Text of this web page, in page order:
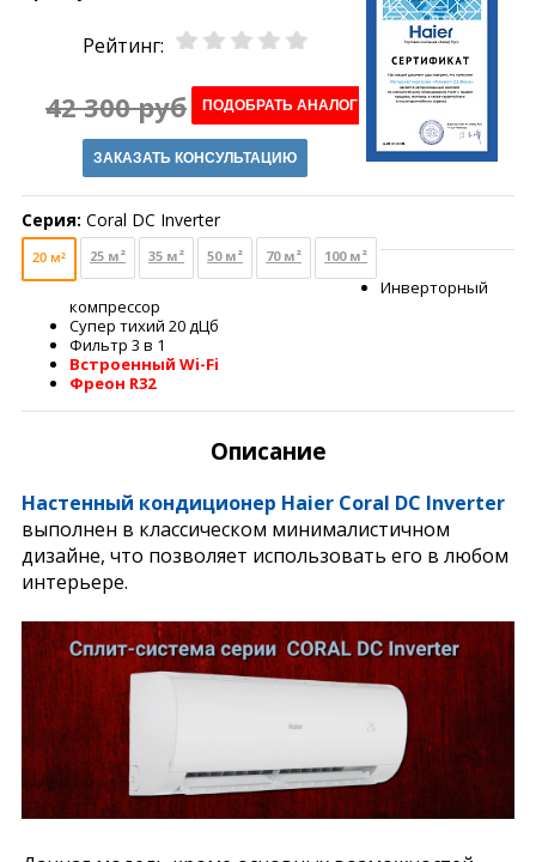
Рейтинг:
42 300 руб ПОДОБРАТЬ АНАЛОГ
ЗАКАЗАТЬ КОНСУЛЬТАЦИЮ
Серия: Coral DC Inverter
20 м² 25 м² 35 м² 50 м² 70 м² 100 м²
Инверторный
компрессор
Супер тихий 20 дЦб
Фильтр 3 в 1
Встроенный Wi-Fi
Фреон R32
Описание
Настенный кондиционер Haier Coral DC Inverter
выполнен в классическом минималистичном
дизайне, что позволяет использовать его в любом
интерьере.